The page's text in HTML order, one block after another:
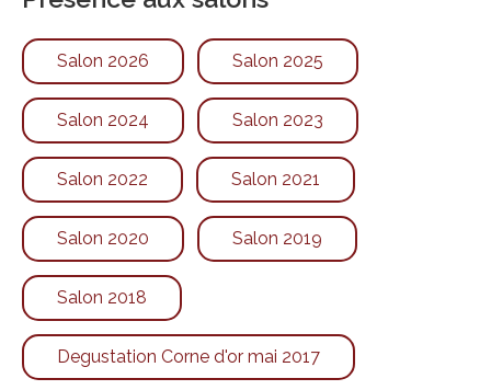
Salon 2026 Salon 2025
Salon 2024 Salon 2023
Salon 2022 Salon 2021
Salon 2020 Salon 2019
Salon 2018
Degustation Corne d'or mai 2017